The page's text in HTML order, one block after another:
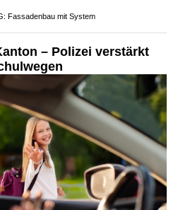
Fassadenbau mit System
– Polizei verstärkt